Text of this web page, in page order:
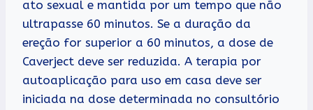
ato sexual e mantida por um tempo que não
ultrapasse 60 minutos. Se a duração da
ereção for superior a 60 minutos, a dose de
Caverject deve ser reduzida. A terapia por
autoaplicação para uso em casa deve ser
iniciada na dose determinada no consultório